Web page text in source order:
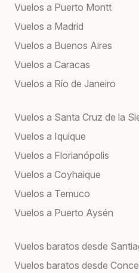
Vuelos a Puerto Montt
Vuelos a Madrid
Vuelos a Buenos Aires
Vuelos a Caracas
Vuelos a Río de Janeiro
Vuelos a Santa Cruz de la
Vuelos a Iquique
Vuelos a Florianópolis
Vuelos a Coyhaique
Vuelos a Temuco
Vuelos a Puerto Aysén
Vuelos baratos desde
Vuelos baratos desde